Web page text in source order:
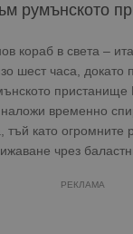
румънското
кораб в света –
шест часа, докато
временно
тъй като
чрез
РЕКЛАМА